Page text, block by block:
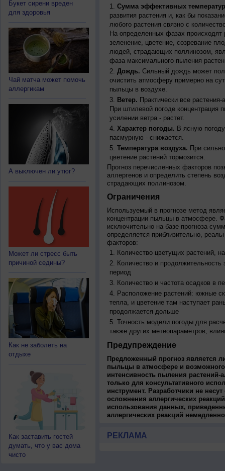
Букет сирени вреден
для здоровья
Чай матча может помочь
аллергикам
А выключен ли утюг?
Может ли стресс быть
причиной седины?
Как не заболеть на
отдыхе
Как заставить гостей
думать, что у вас дома
чисто
Сумма эффективных
развития растения и, как бы
любого растения связно с
На определенных фазах происходят
зеленение, цветение, созревание
людей, страдающих поллинозом,
фаза максимального пыления
Дождь. Сильный дождь может
очистить атмосферу примерно на
пыльцы в воздухе.
Ветер. Практически все
При штилевой погоде
усилении ветра - растет.
Характер погоды. В ясную
пасмурную - снижается.
Температура воздуха. При
цветение растений тормозится.
Прогноз перечисленных факторов
аллергенов и определить степень
страдающих поллинозом.
Ограничения
Используемый в прогнозе метод
концентрации пыльцы в атмосфере.
исключительно на базе прогноза
определяется приблизительно,
факторов:
Количество цветущих растений,
Количество и продолжительность
период
Количество и частота осадков в
Расположение растений: южные
тепла, и цветение там наступает
продолжается дольше
Точность модели погоды для
также других метеопараметров,
Предупреждение
Предложенный прогноз является
пыльцы в атмосфере и
интенсивность пыления растений-
только для консультативного
инструмент. Разработчики не
осложнения аллергических
использования данных,
аллергических реакций
РЕКЛАМА